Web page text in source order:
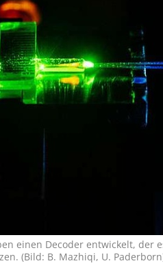
einen Decoder ent­wickelt, der
(Bild: B. Mazhiqi, U.